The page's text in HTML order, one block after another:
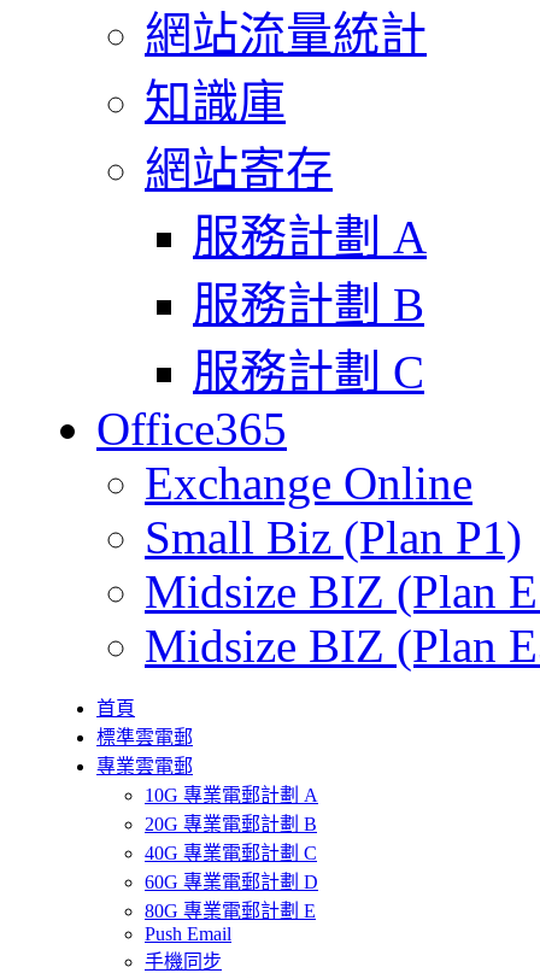
網站流量統計
知識庫
網站寄存
服務計劃 A
服務計劃 B
服務計劃 C
Office365
Exchange Online
Small Biz (Plan P1)
Midsize BIZ (Plan
Midsize BIZ (Plan
首頁
標準雲電郵
專業雲電郵
10G 專業電郵計劃 A
20G 專業電郵計劃 B
40G 專業電郵計劃 C
60G 專業電郵計劃 D
80G 專業電郵計劃 E
Push Email
手機同步